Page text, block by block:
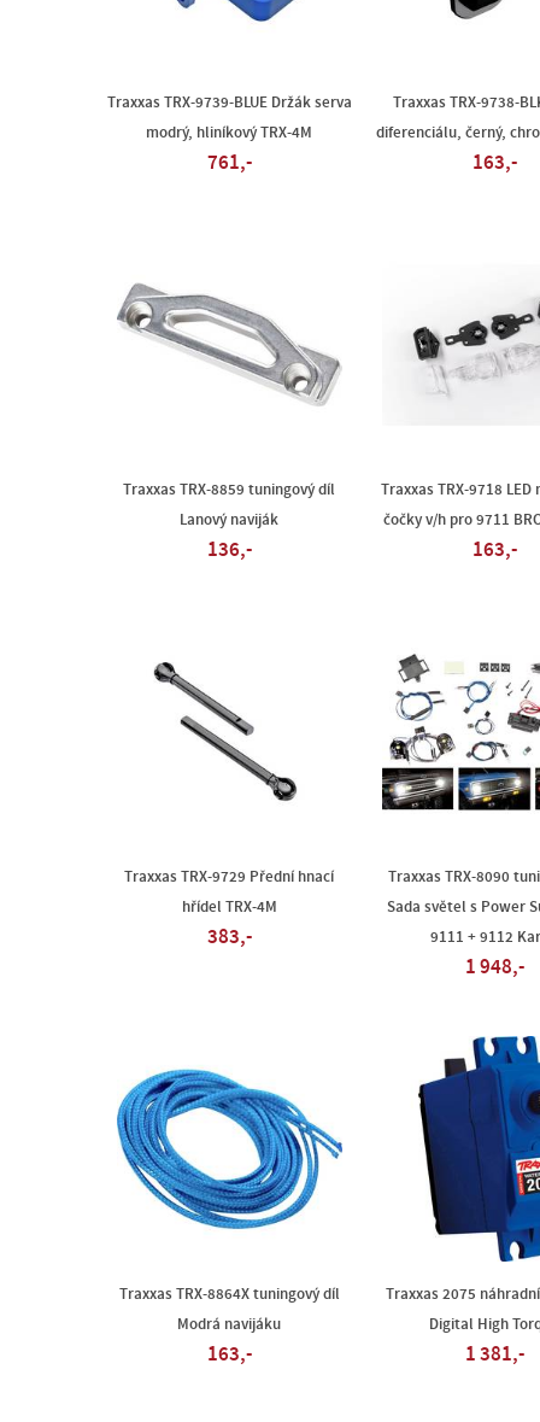
Traxxas TRX-9739-BLUE Držák serva
modrý, hliníkový TRX-4M
761,-
Traxxas TRX-9738-
diferenciálu, černý,
163,-
Traxxas TRX-8859 tuningový díl
Lanový naviják
136,-
Traxxas TRX-9718 LED
čočky v/h pro 9711
163,-
Traxxas TRX-9729 Přední hnací
hřídel TRX-4M
383,-
Traxxas TRX-8090
Sada světel s Power
9111 + 9112
1 948,-
Traxxas TRX-8864X tuningový díl
Modrá navijáku
163,-
Traxxas 2075
Digital High
1 381,-